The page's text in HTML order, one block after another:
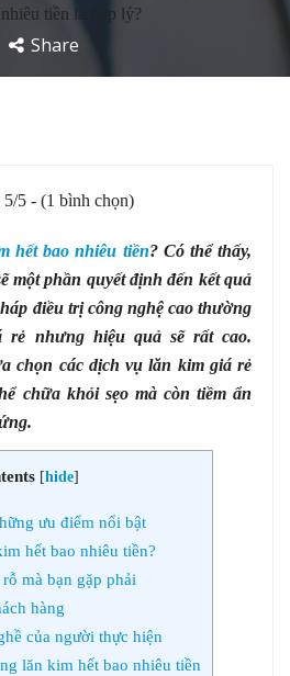
tiền là hợp lý?
Share
5/5 - (1 bình chọn)
hết bao nhiêu tiền? Có thể thấy,
một phần quyết định đến kết quả
điều trị công nghệ cao thường
rẻ nhưng hiệu quả sẽ rất cao.
chọn các dịch vụ lăn kim giá rẻ
chữa khỏi sẹo mà còn tiềm ẩn
[hide]
ưu điểm nổi bật
hết bao nhiêu tiền?
mà bạn gặp phải
hàng
của người thực hiện
lăn kim hết bao nhiêu tiền